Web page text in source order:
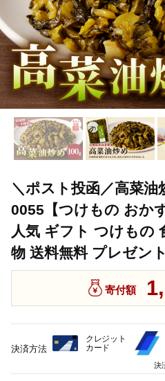
＼ポスト投函／高菜油
0055【つけもの おか
人気 ギフト つけもの
物 送料無料 プレゼント
寄付額
決済方法
クレジット
カード
決